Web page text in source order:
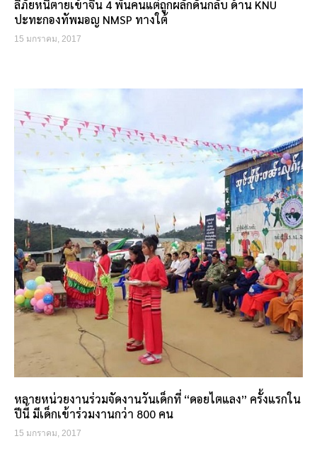
ลี้ภัยหนีตายเข้าจีน 4 พันคนแต่ถูกผลักดันกลับ ด้าน KNU
ปะทะกองทัพมอญ NMSP ทางใต้
15 มกราคม, 2017
หลายหน่วยงานร่วมจัดงานวันเด็กที่ “ดอยไตแลง” ครั้งแรกใน
ปีนี้ มีเด็กเข้าร่วมงานกว่า 800 คน
15 มกราคม, 2017